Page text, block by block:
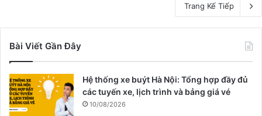
Trang Kế Tiếp
Bài Viết Gần Đây
Hệ thống xe buýt Hà Nội: Tổng hợp đầy đủ
các tuyến xe, lịch trình và bảng giá vé
10/08/2026